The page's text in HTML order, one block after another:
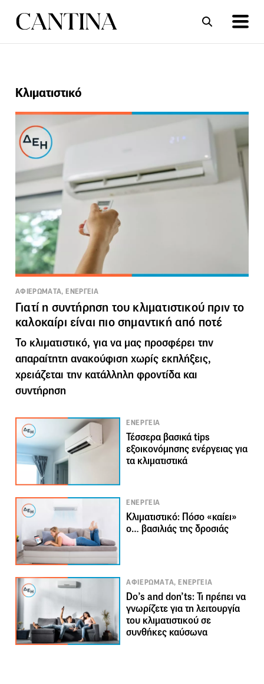
ΣΥΝΤΑΓΕΣ
Κλιματιστικό
ΑΦΙΕΡΩΜΑΤΑ, ΕΝΕΡΓΕΙΑ
Γιατί η συντήρηση του κλιματιστικού πριν το
καλοκαίρι είναι πιο σημαντική από ποτέ
Το κλιματιστικό, για να μας προσφέρει την
απαραίτητη ανακούφιση χωρίς εκπλήξεις,
χρειάζεται την κατάλληλη φροντίδα και
συντήρηση
ΕΝΕΡΓΕΙΑ
Τέσσερα βασικά tips
εξοικονόμησης ενέργειας για
τα κλιματιστικά
ΕΝΕΡΓΕΙΑ
Κλιματιστικό: Πόσο «καίει»
ο… βασιλιάς της δροσιάς
ΑΦΙΕΡΩΜΑΤΑ, ΕΝΕΡΓΕΙΑ
Do’s and don’ts: Τι πρέπει να
γνωρίζετε για τη λειτουργία
του κλιματιστικού σε
συνθήκες καύσωνα